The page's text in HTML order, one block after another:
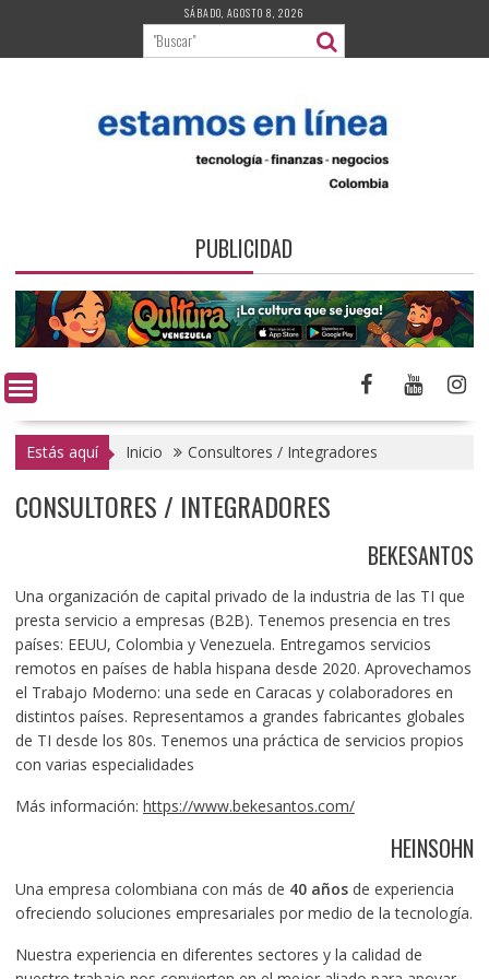
contenido
SÁBADO, AGOSTO 8, 2026
PUBLICIDAD
Estás aquí Inicio Consultores / Integradores
CONSULTORES / INTEGRADORES
BEKESANTOS
Una organización de capital privado de la industria de las TI que
presta servicio a empresas (B2B). Tenemos presencia en tres
países: EEUU, Colombia y Venezuela. Entregamos servicios
remotos en países de habla hispana desde 2020. Aprovechamos
el Trabajo Moderno: una sede en Caracas y colaboradores en
distintos países. Representamos a grandes fabricantes globales
de TI desde los 80s. Tenemos una práctica de servicios propios
con varias especialidades
Más información: https://www.bekesantos.com/
HEINSOHN
Una empresa colombiana con más de 40 añosde experiencia
ofreciendo soluciones empresariales por medio de la tecnología.
Nuestra experiencia en diferentes sectores y la calidad de